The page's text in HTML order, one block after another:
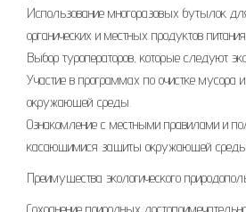
Использование многоразовых бутылок
органических и местных продуктов
Выбор туроператоров, которые следуют
Участие в программах по очистке мусора
окружающей среды.
Ознакомление с местными правилами и
касающимися защиты окружающей
Преимущества экологического